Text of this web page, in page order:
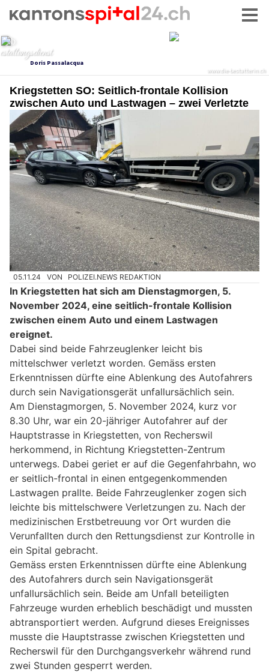
Kriegstetten SO: Seitlich-frontale Kollision
zwischen Auto und Lastwagen – zwei Verletzte
05.11.24 VON POLIZEI.NEWS REDAKTION
In Kriegstetten hat sich am Dienstagmorgen, 5.
November 2024, eine seitlich-frontale Kollision
zwischen einem Auto und einem Lastwagen
ereignet.
Dabei sind beide Fahrzeuglenker leicht bis
mittelschwer verletzt worden. Gemäss ersten
Erkenntnissen dürfte eine Ablenkung des Autofahrers
durch sein Navigationsgerät unfallursächlich sein.
Am Dienstagmorgen, 5. November 2024, kurz vor
8.30 Uhr, war ein 20-jähriger Autofahrer auf der
Hauptstrasse in Kriegstetten, von Recherswil
herkommend, in Richtung Kriegstetten-Zentrum
unterwegs. Dabei geriet er auf die Gegenfahrbahn, wo
er seitlich-frontal in einen entgegenkommenden
Lastwagen prallte. Beide Fahrzeuglenker zogen sich
leichte bis mittelschwere Verletzungen zu. Nach der
medizinischen Erstbetreuung vor Ort wurden die
Verunfallten durch den Rettungsdienst zur Kontrolle in
ein Spital gebracht.
Gemäss ersten Erkenntnissen dürfte eine Ablenkung
des Autofahrers durch sein Navigationsgerät
unfallursächlich sein. Beide am Unfall beteiligten
Fahrzeuge wurden erheblich beschädigt und mussten
abtransportiert werden. Aufgrund dieses Ereignisses
musste die Hauptstrasse zwischen Kriegstetten und
Recherswil für den Durchgangsverkehr während rund
zwei Stunden gesperrt werden.